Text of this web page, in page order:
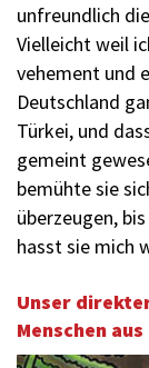
unfreundlich
Vielleicht weil
vehement und
Deutschland
Türkei, und
gemeint
bemühte sie
überzeugen,
hasst sie mich
Unser
Menschen